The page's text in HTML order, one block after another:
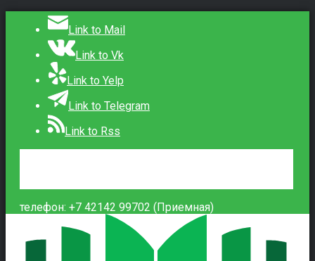
Link to Mail
Link to Vk
Link to Yelp
Link to Telegram
Link to Rss
телефон: +7 42142 99702 (Приемная)